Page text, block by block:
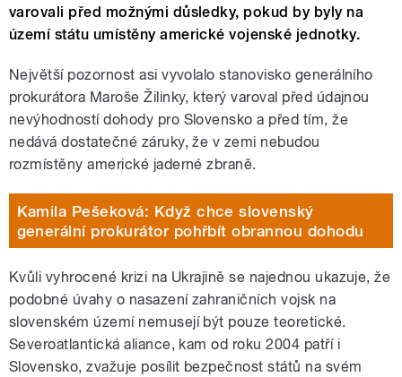
varovali před možnými důsledky, pokud by byly na
území státu umístěny americké vojenské jednotky.
Největší pozornost asi vyvolalo stanovisko generálního
prokurátora Maroše Žilinky, který varoval před údajnou
nevýhodností dohody pro Slovensko a před tím, že
nedává dostatečné záruky, že v zemi nebudou
rozmístěny americké jaderné zbraně.
Kamila Pešeková: Když chce slovenský
generální prokurátor pohřbít obrannou dohodu
Kvůli vyhrocené krizi na Ukrajině se najednou ukazuje, že
podobné úvahy o nasazení zahraničních vojsk na
slovenském území nemusejí být pouze teoretické.
Severoatlantická aliance, kam od roku 2004 patří i
Slovensko, zvažuje posílit bezpečnost států na svém